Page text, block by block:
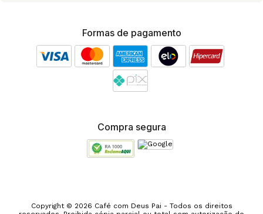
Formas de pagamento
Compra segura
Copyright © 2026 Café com Deus Pai - Todos os direitos